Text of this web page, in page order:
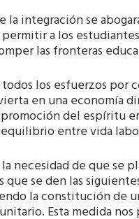
la integración se
a los
las fronteras
todos los esfuerzos
en una economía
del espíritu
entre vida
necesidad de que se
que se den las
la constitución de
Esta medida